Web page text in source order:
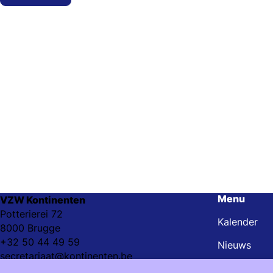
VZW Kontinenten
Potterierei 72
8000 Brugge
+32 50 44 49 59
secretariaat@kontinenten.be
Menu
Kalender
Nieuws